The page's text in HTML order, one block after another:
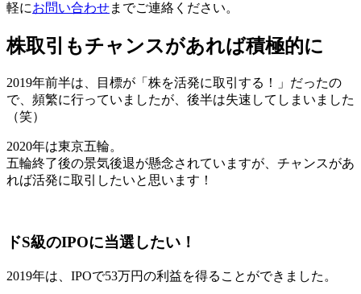
軽にお問い合わせまでご連絡ください。
株取引もチャンスがあれば積極的に
2019年前半は、目標が「株を活発に取引する！」だったの
で、頻繁に行っていましたが、後半は失速してしまいました
（笑）
2020年は東京五輪。
五輪終了後の景気後退が懸念されていますが、チャンスがあ
れば活発に取引したいと思います！
ドS級のIPOに当選したい！
2019年は、IPOで53万円の利益を得ることができました。